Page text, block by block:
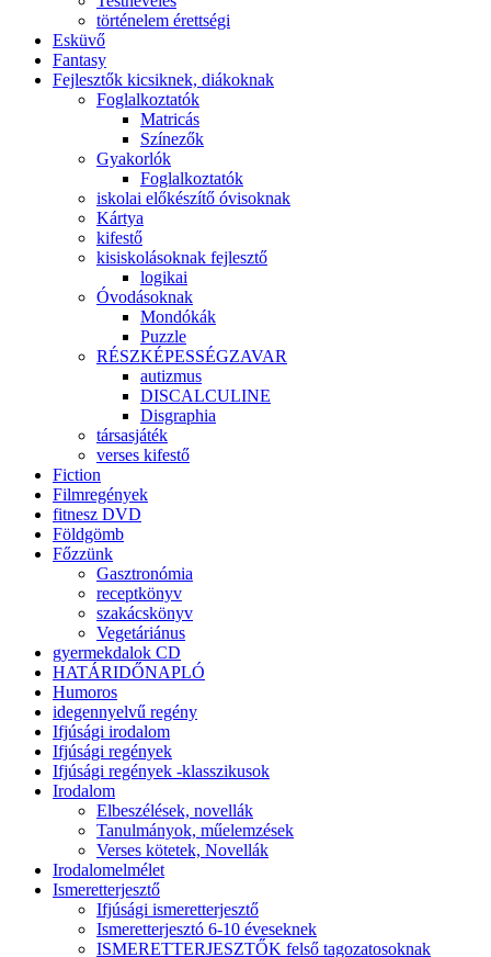
történelem érettségi
Esküvő
Fantasy
Fejlesztők kicsiknek, diákoknak
Foglalkoztatók
Matricás
Színezők
Gyakorlók
Foglalkoztatók
iskolai előkészítő óvisoknak
Kártya
kifestő
kisiskolásoknak fejlesztő
logikai
Óvodásoknak
Mondókák
Puzzle
RÉSZKÉPESSÉGZAVAR
autizmus
DISCALCULINE
Disgraphia
társasjáték
verses kifestő
Fiction
Filmregények
fitnesz DVD
Földgömb
Főzzünk
Gasztronómia
receptkönyv
szakácskönyv
Vegetáriánus
gyermekdalok CD
HATÁRIDŐNAPLÓ
Humoros
idegennyelvű regény
Ifjúsági irodalom
Ifjúsági regények
Ifjúsági regények -klasszikusok
Irodalom
Elbeszélések, novellák
Tanulmányok, műelemzések
Verses kötetek, Novellák
Irodalomelmélet
Ismeretterjesztő
Ifjúsági ismeretterjesztő
Ismeretterjesztó 6-10 éveseknek
ISMERETTERJESZTŐK felső tagozatosoknak